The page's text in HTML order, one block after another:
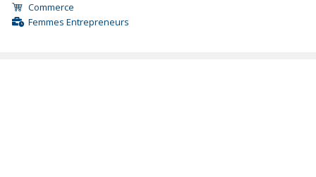
Commerce
Femmes Entrepreneurs